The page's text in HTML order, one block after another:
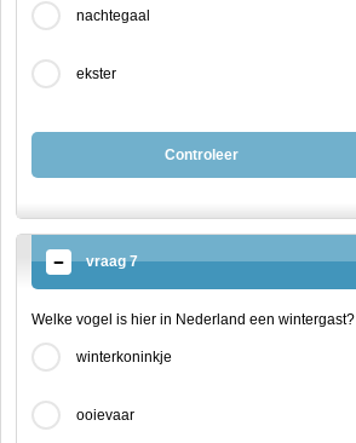
nachtegaal
ekster
Controleer
vraag 7
Welke vogel is hier in Nederland een wintergast?
winterkoninkje
ooievaar